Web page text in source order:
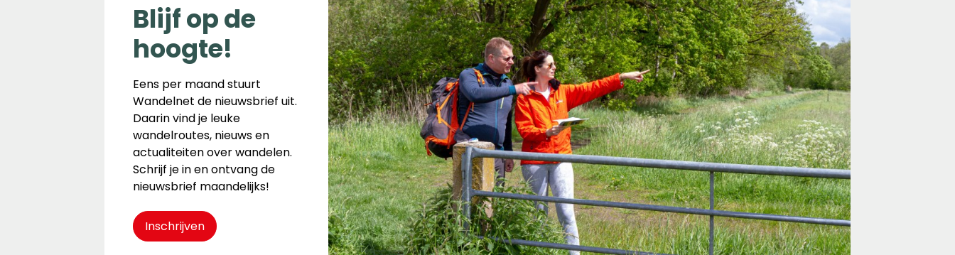
Blijf op de
hoogte!
Eens per maand stuurt
Wandelnet de nieuwsbrief uit.
Daarin vind je leuke
wandelroutes, nieuws en
actualiteiten over wandelen.
Schrijf je in en ontvang de
nieuwsbrief maandelijks!
Inschrijven